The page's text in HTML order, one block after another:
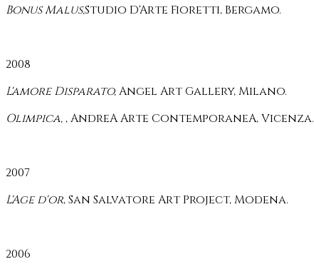
Bonus Malus,Studio D'Arte Fioretti, Bergamo.
2008
L'amore Disparato,Angel Art Gallery, Milano.
Olimpica, , AndreA Arte ContemporaneA, Vicenza.
2007
L'Age d'or, San Salvatore Art Project, Modena.
2006